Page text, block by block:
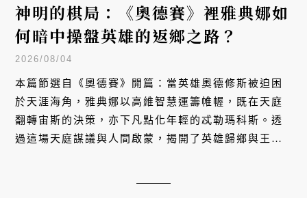
神明的棋局：《奧德賽》裡雅典娜如
何暗中操盤英雄的返鄉之路？
2026/08/04
本篇節選自《奧德賽》開篇：當英雄奧德修斯被迫困
於天涯海角，雅典娜以高維智慧運籌帷幄，既在天庭
翻轉宙斯的決策，亦下凡點化年輕的忒勒瑪科斯。透
過這場天庭謀議與人間啟蒙，揭開了英雄歸鄉與王子